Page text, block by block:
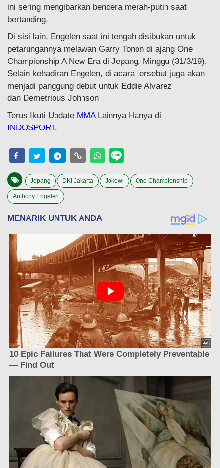
ini sering mengibarkan bendera merah-putih saat
bertanding.
Di sisi lain, Engelen saat ini tengah disibukan untuk
petarungannya melawan Garry Tonon di ajang One
Championship A New Era di Jepang, Minggu (31/3/19).
Selain kehadiran Engelen, di acara tersebut juga akan
menjadi panggung debut untuk Eddie Alvarez
dan Demetrious Johnson
Terus Ikuti Update MMALainnya Hanya di
INDOSPORT.
Jepang DKI Jakarta Jokowi One Championship
Anthony Engelen